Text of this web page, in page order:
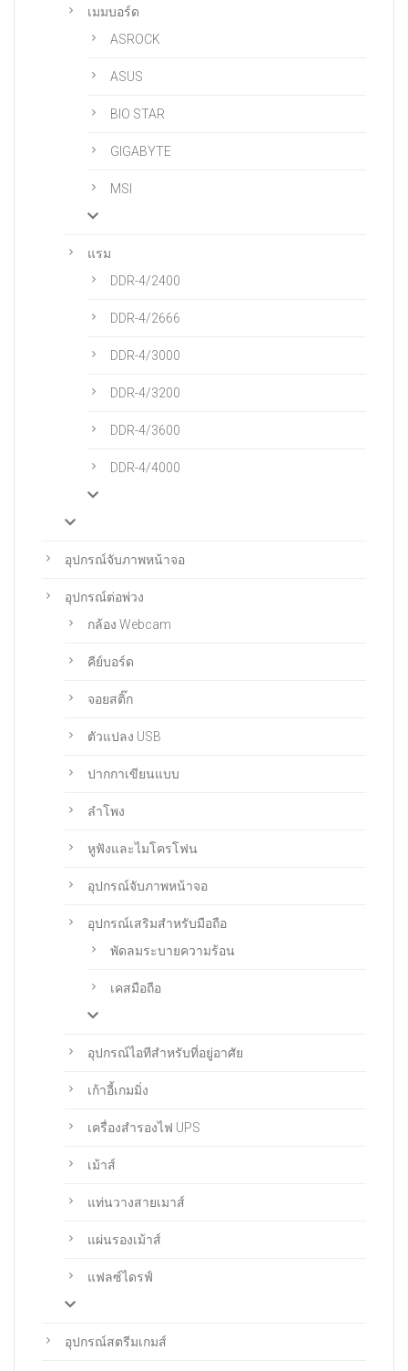
เมมบอร์ด
ASROCK
ASUS
BIO STAR
GIGABYTE
MSI
แรม
DDR-4/2400
DDR-4/2666
DDR-4/3000
DDR-4/3200
DDR-4/3600
DDR-4/4000
อุปกรณ์จับภาพหน้าจอ
อุปกรณ์ต่อพ่วง
กล้อง Webcam
คีย์บอร์ด
จอยสติ๊ก
ตัวแปลง USB
ปากกาเขียนแบบ
ลำโพง
หูฟังและไมโครโฟน
อุปกรณ์จับภาพหน้าจอ
อุปกรณ์เสริมสำหรับมือถือ
พัดลมระบายความร้อน
เคสมือถือ
อุปกรณ์ไอทีสำหรับที่อยู่อาศัย
เก้าอี้เกมมิ่ง
เครื่องสำรองไฟ UPS
เม้าส์
แท่นวางสายเมาส์
แผ่นรองเม้าส์
แฟลซ์ไดรฟ์
อุปกรณ์สตรีมเกมส์